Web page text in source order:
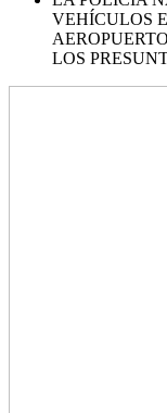
VEHÍCULOS
LOS